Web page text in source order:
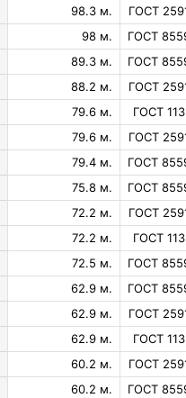
98.3 м.
ГОСТ
98 м.
ГОСТ
89.3 м.
ГОСТ
88.2 м.
ГОСТ
79.6 м.
ГОСТ
79.6 м.
ГОСТ
79.4 м.
ГОСТ
75.8 м.
ГОСТ
72.2 м.
ГОСТ
72.2 м.
ГОСТ
72.5 м.
ГОСТ
62.9 м.
ГОСТ
62.9 м.
ГОСТ
62.9 м.
ГОСТ
60.2 м.
ГОСТ
60.2 м.
ГОСТ